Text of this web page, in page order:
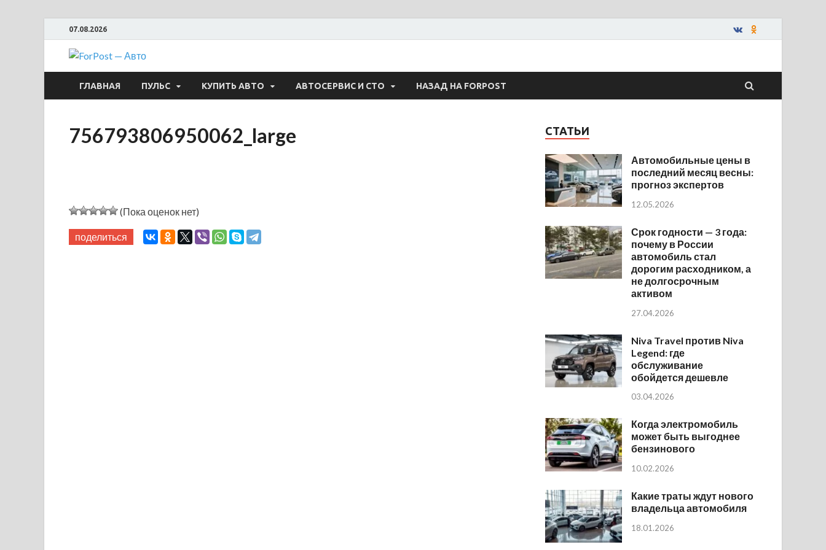
07.08.2026
ForPost — Авто
ГЛАВНАЯ ПУЛЬС КУПИТЬ АВТО АВТОСЕРВИС И СТО НАЗАД НА FORPOST
756793806950062_large
(Пока оценок нет)
поделиться
СТАТЬИ
Автомобильные цены в
последний месяц весны:
прогноз экспертов
12.05.2026
Срок годности — 3 года:
почему в России
автомобиль стал
дорогим расходником, а
не долгосрочным
активом
27.04.2026
Niva Travel против Niva
Legend: где
обслуживание
обойдется дешевле
03.04.2026
Когда электромобиль
может быть выгоднее
бензинового
10.02.2026
Какие траты ждут нового
владельца автомобиля
18.01.2026